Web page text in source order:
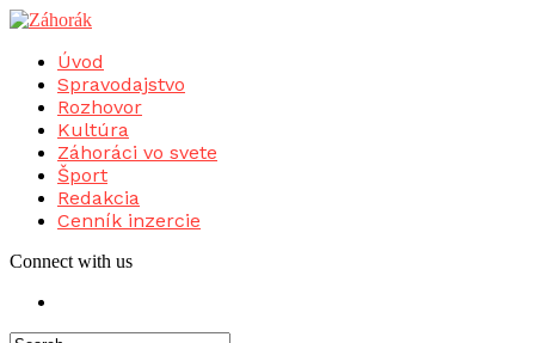
Úvod
Spravodajstvo
Rozhovor
Kultúra
Záhoráci vo svete
Šport
Redakcia
Cenník inzercie
Connect with us